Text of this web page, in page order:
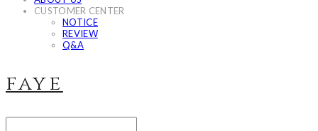
CUSTOMER CENTER
NOTICE
REVIEW
Q&A
faye